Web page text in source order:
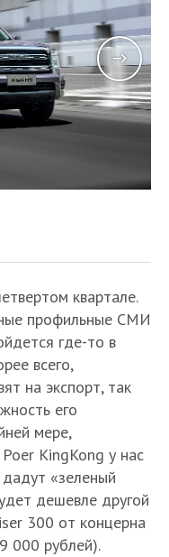
квартале.
профильные СМИ
где-то в
всего,
на экспорт, так
его
мере,
KingKong у нас
«зеленый
дешевле другой
300 от концерна
000 рублей).